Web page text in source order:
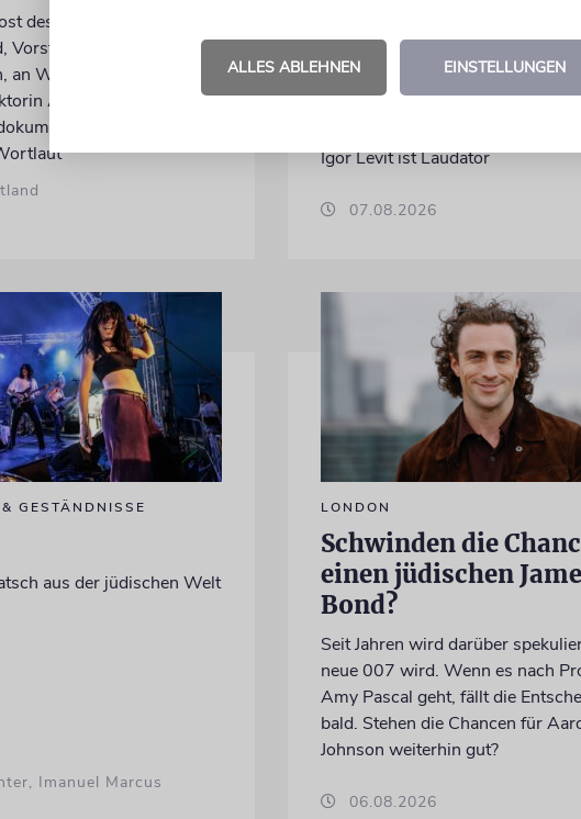
des Journalisten hat sich
Vorstand der Synagogen-
an WDR-
Andrea Schafarczyk
das
Kamera, sondern engagiert sich
Igor Levit ist Laudator
07.08.2026
GESTÄNDNISSE
aus der jüdischen Welt
Imanuel Marcus
LONDON
Schwinden die
einen jüdischen
Bond?
Seit Jahren wird darüber
neue 007 wird. Wenn es nach
Amy Pascal geht, fällt die
bald. Stehen die Chancen für
Johnson weiterhin gut?
06.08.2026
ALLES ABLEHNEN EINSTELLUNGEN